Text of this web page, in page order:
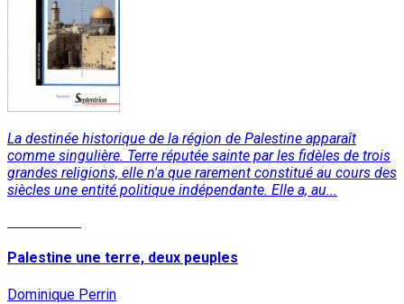
La destinée historique de la région de Palestine apparaît
comme singulière. Terre réputée sainte par les fidèles de trois
grandes religions, elle n'a que rarement constitué au cours des
siècles une entité politique indépendante. Elle a, au...
Palestine une terre, deux peuples
Dominique Perrin